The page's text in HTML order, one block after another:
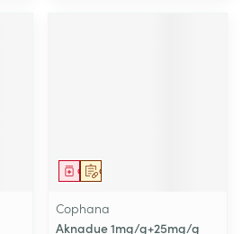
Op voorschrift
Geneesmiddel
Cophana
Aknadue 1mg/g+25mg/g